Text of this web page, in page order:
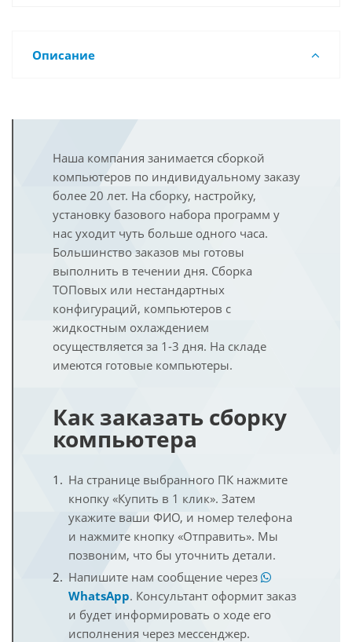
Описание
Наша компания занимается сборкой
компьютеров по индивидуальному заказу
более 20 лет. На сборку, настройку,
установку базового набора программ у
нас уходит чуть больше одного часа.
Большинство заказов мы готовы
выполнить в течении дня. Сборка
ТОПовых или нестандартных
конфигураций, компьютеров с
жидкостным охлаждением
осуществляется за 1-3 дня. На складе
имеются готовые компьютеры.
Как заказать сборку
компьютера
На странице выбранного ПК нажмите
кнопку «Купить в 1 клик». Затем
укажите ваши ФИО, и номер телефона
и нажмите кнопку «Отправить». Мы
позвоним, что бы уточнить детали.
Напишите нам сообщение через
WhatsApp. Консультант оформит заказ
и будет информировать о ходе его
исполнения через мессенджер.